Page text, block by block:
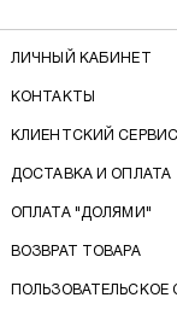
ЛИЧНЫЙ КАБИНЕТ
КОНТАКТЫ
КЛИЕНТСКИЙ СЕРВИС
ДОСТАВКА И ОПЛАТА
ОПЛАТА "ДОЛЯМИ"
ВОЗВРАТ ТОВАРА
ПОЛЬЗОВАТЕЛЬСКОЕ